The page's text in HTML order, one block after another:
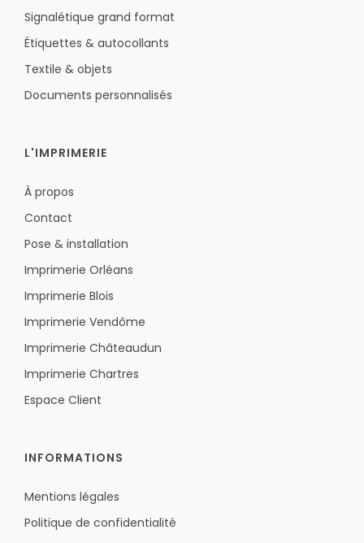
Signalétique grand format
Étiquettes & autocollants
Textile & objets
Documents personnalisés
L'IMPRIMERIE
À propos
Contact
Pose & installation
Imprimerie Orléans
Imprimerie Blois
Imprimerie Vendôme
Imprimerie Châteaudun
Imprimerie Chartres
Espace Client
INFORMATIONS
Mentions légales
Politique de confidentialité